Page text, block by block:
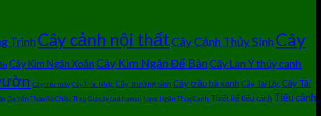
Trình Cây cảnh nội thấtCây Cảnh Thủy Sinh Cây
Cây Kim Ngân Xoắn Cây Kim Ngân Để Bàn Cây Lan Ý thủy canh
Cây trúc mây Cây Trúc Nhật Cây trường sinh Cây trầu bà xanh Cây Tài LộcCây Tài
Dạ Yến Thảo Rũ Chậu Treo Giá cây cau hawaii Ngọc Ngân Thủy Canh Thiết kế tiểu cảnh Tiểu cảnh